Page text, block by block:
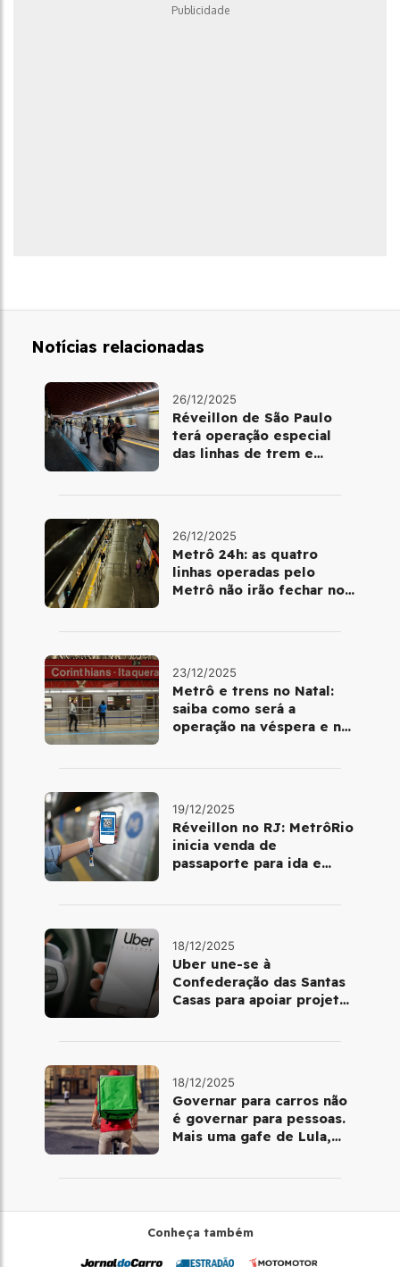
Publicidade
Notícias relacionadas
26/12/2025
Réveillon de São Paulo
terá operação especial
das linhas de trem e
26/12/2025
Metrô 24h: as quatro
linhas operadas pelo
Metrô não irão fechar no
23/12/2025
Metrô e trens no Natal:
saiba como será a
operação na véspera e no
19/12/2025
Réveillon no RJ: MetrôRio
inicia venda de
passaporte para ida e
18/12/2025
Uber une-se à
Confederação das Santas
Casas para apoiar projetos
18/12/2025
Governar para carros não
é governar para pessoas.
Mais uma gafe de Lula,
Conheça também